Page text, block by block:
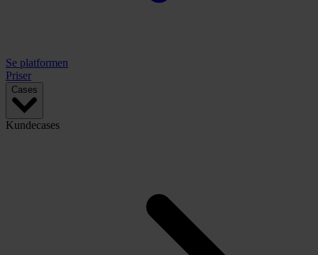
Se platformen
Priser
Cases
Kundecases